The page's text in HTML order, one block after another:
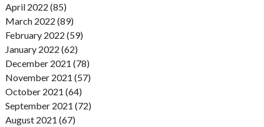
April 2022 (85)
March 2022 (89)
February 2022 (59)
January 2022 (62)
December 2021 (78)
November 2021 (57)
October 2021 (64)
September 2021 (72)
August 2021 (67)